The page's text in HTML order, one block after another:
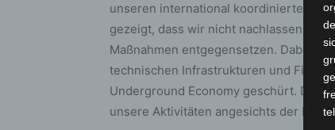
unseren international koordinierten
gezeigt, dass wir nicht nachlassen
Maßnahmen entgegensetzen. Dabei
technischen Infrastrukturen und
Underground Economy geschürt.
unsere Aktivitäten angesichts der